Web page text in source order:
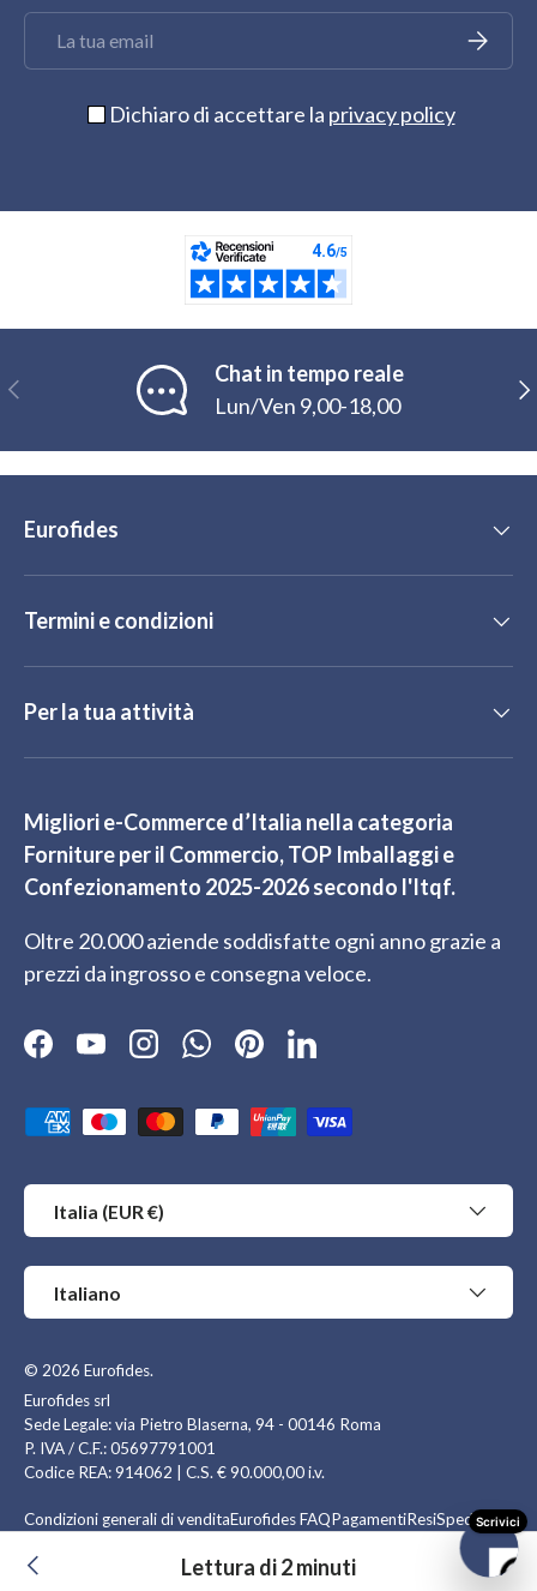
Lettura di 2 minuti
Iscriviti
Dichiaro di accettare la privacy policy
Indietro
Chat in tempo reale
Lun/Ven 9,00-18,00
Eurofides
Termini e condizioni
Per la tua attività
Migliori e-Commerce d’Italia nella categoria
Forniture per il Commercio, TOP Imballaggi e
Confezionamento 2025-2026 secondo l'Itqf.
Oltre 20.000 aziende soddisfatte ogni anno grazie a
prezzi da ingrosso e consegna veloce.
Facebook
YouTubeInstagramWhatsApp
PinterestLinkedIn
Metodi di pagamento accettati
Italia (EUR €)
Italiano
© 2026 Eurofides.
Eurofides srl
Sede Legale: via Pietro Blaserna, 94 - 00146 Roma
P. IVA / C.F.: 05697791001
Codice REA: 914062 | C.S. € 90.000,00 i.v.
Condizioni generali di venditaEurofides FAQPagamentiResiSpedizioni